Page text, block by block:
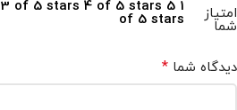
امتیاز
شما
1 of 5 stars
3 of 5 stars 4 of 5 stars 5
of 5 stars
دیدگاه شما *